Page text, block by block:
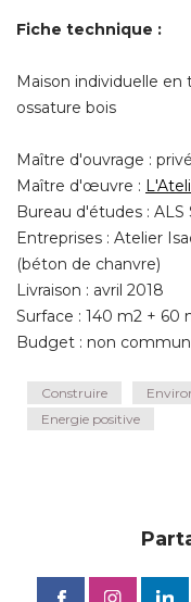
Fiche technique :
Maison individuelle
ossature bois
Maître d'ouvrage : privé
Maître d'œuvre :
Bureau d'études :
Entreprises : Atelier
(béton de chanvre)
Livraison : avril 2018
Surface : 140 m2 + 60
Budget : non
Construire
Energie positive